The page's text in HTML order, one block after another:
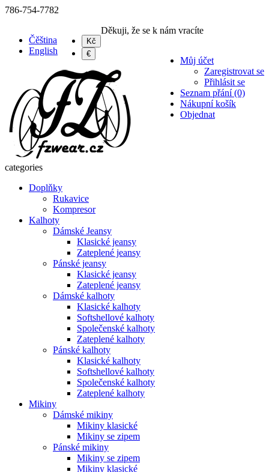
786-754-7782
Čěština
English
Kč
€
Děkuji, že se k nám vracíte
Můj účet
Zaregistrovat se
Přihlásit se
Seznam přání (0)
Nákupní košík
Objednat
categories
Doplňky
Rukavice
Kompresor
Kalhoty
Dámské Jeansy
Klasické jeansy
Zateplené jeansy
Pánské jeansy
Klasické jeansy
Zateplené jeansy
Dámské kalhoty
Klasické kalhoty
Softshellové kalhoty
Společenské kalhoty
Zateplené kalhoty
Pánské kalhoty
Klasické kalhoty
Softshellové kalhoty
Společenské kalhoty
Zateplené kalhoty
Mikiny
Dámské mikiny
Mikiny klasické
Mikiny se zipem
Pánské mikiny
Mikiny se zipem
Mikiny klasické